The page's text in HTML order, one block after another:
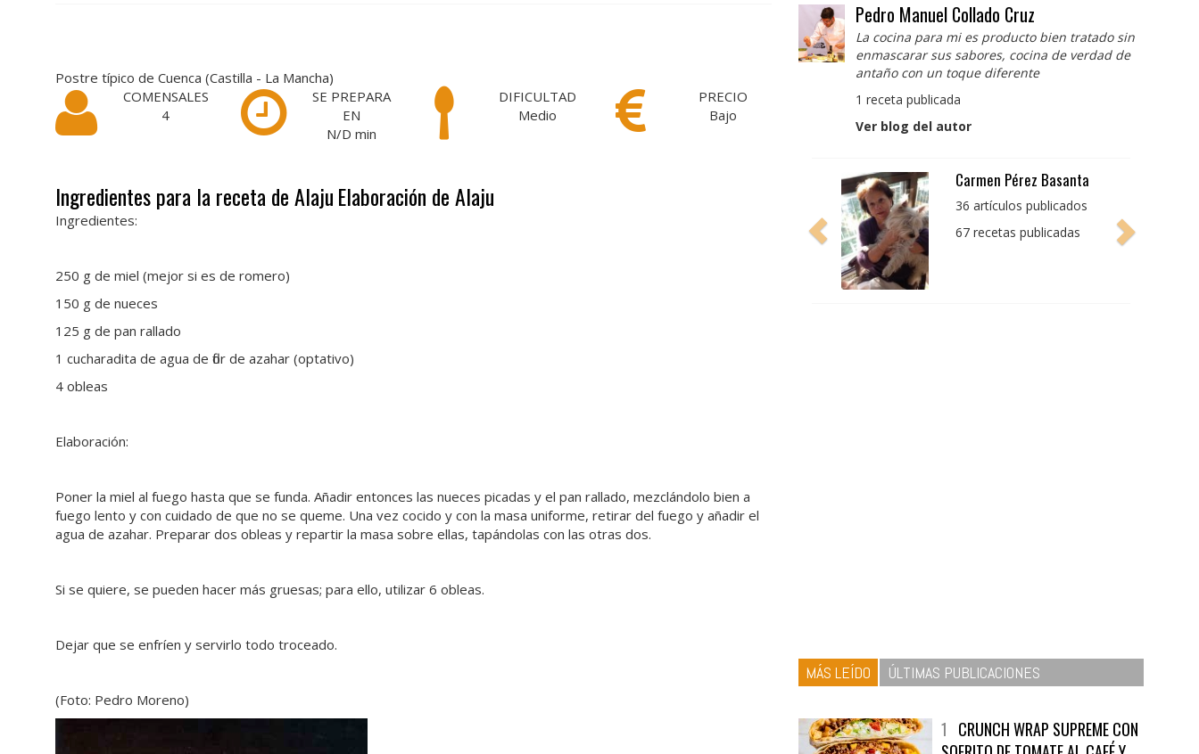
Postre típico de Cuenca (Castilla - La Mancha)
COMENSALES
4
SE PREPARA
EN
N/D min
DIFICULTAD
Medio
PRECIO
Bajo
Ingredientes para la receta de AlajuElaboración de Alaju
Ingredientes:
250 g de miel (mejor si es de romero)
150 g de nueces
125 g de pan rallado
1 cucharadita de agua de flor de azahar (optativo)
4 obleas
Elaboración:
Poner la miel al fuego hasta que se funda. Añadir entonces las nueces picadas y el pan rallado, mezclándolo bien a
fuego lento y con cuidado de que no se queme. Una vez cocido y con la masa uniforme, retirar del fuego y añadir el
agua de azahar. Preparar dos obleas y repartir la masa sobre ellas, tapándolas con las otras dos.
Si se quiere, se pueden hacer más gruesas; para ello, utilizar 6 obleas.
Dejar que se enfríen y servirlo todo troceado.
(Foto: Pedro Moreno)
Pedro Manuel Collado Cruz
La cocina para mi es producto bien tratado sin
enmascarar sus sabores, cocina de verdad de
antaño con un toque diferente
1 receta publicada
Ver blog del autor
Pedro Manuel Collado
Cruz
producto bien tratado
MÁS LEÍDO ÚLTIMAS PUBLICACIONES